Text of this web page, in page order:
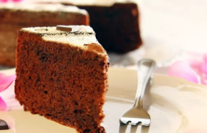
Napoje
Pieczywo
Przetwory